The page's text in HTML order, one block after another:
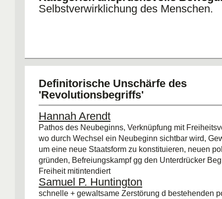
Selbstverwirklichung des Menschen.
Definitorische Unschärfe des
'Revolutionsbegriffs'
Hannah Arendt
Pathos des Neubeginns, Verknüpfung mit
wo durch Wechsel ein Neubeginn sichtbar wird,
um eine neue Staatsform zu konstituieren, neuen
gründen, Befreiungskampf gg den Unterdrücker
Freiheit mitintendiert
Samuel P. Huntington
schnelle + gewaltsame Zerstörung d bestehenden